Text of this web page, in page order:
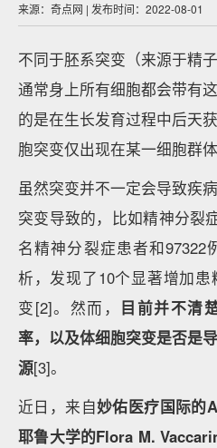
来源：奇点网 | 发布时间：2022-08-01
不同于胚系突变（来源于精
通常身上所有细胞都会带有
的是在生长发育过程中后天
胞突变仅出现在某一细胞群体
虽然突变并不一定会导致疾
突变导致的，比如精神分裂
名精神分裂症患者和97322
析，发现了10个显著增加
变[2]。然而， 目前并不清
率，以及体细胞突变是否是
源[3]。
近日，来自妙佑医疗国际的
耶鲁大学的Flora M.